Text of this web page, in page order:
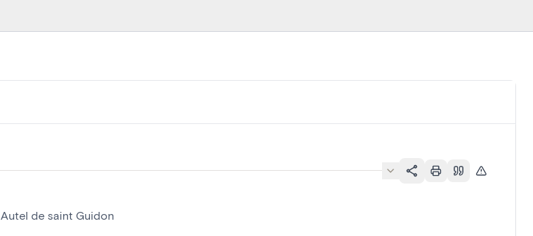
Autel de saint Guidon